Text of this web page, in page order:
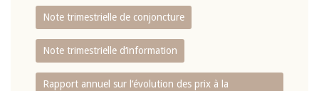
Note trimestrielle de conjoncture
Note trimestrielle d‘information
Rapport annuel sur l‘évolution des prix à la